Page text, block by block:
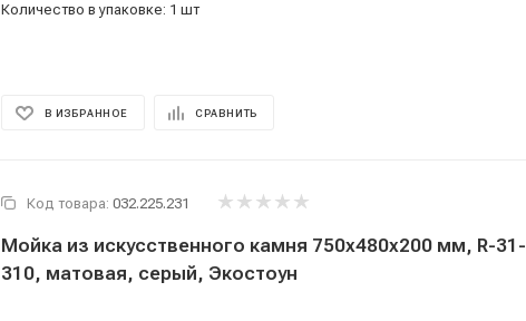
Количество в упаковке: 1 шт
В ИЗБРАННОЕ СРАВНИТЬ
Код товара: 032.225.231
Мойка из искусственного камня 750x480x200 мм, R-31-
310, матовая, серый, Экостоун